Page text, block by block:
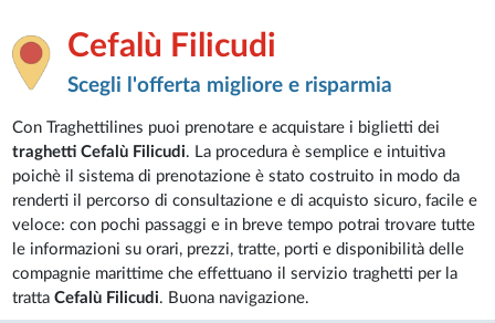
Cefalù Filicudi
Scegli l'offerta migliore e risparmia
Con Traghettilines puoi prenotare e acquistare i biglietti dei
traghetti Cefalù Filicudi. La procedura è semplice e intuitiva
poichè il sistema di prenotazione è stato costruito in modo da
renderti il percorso di consultazione e di acquisto sicuro, facile e
veloce: con pochi passaggi e in breve tempo potrai trovare tutte
le informazioni su orari, prezzi, tratte, porti e disponibilità delle
compagnie marittime che effettuano il servizio traghetti per la
trattaCefalù Filicudi. Buona navigazione.